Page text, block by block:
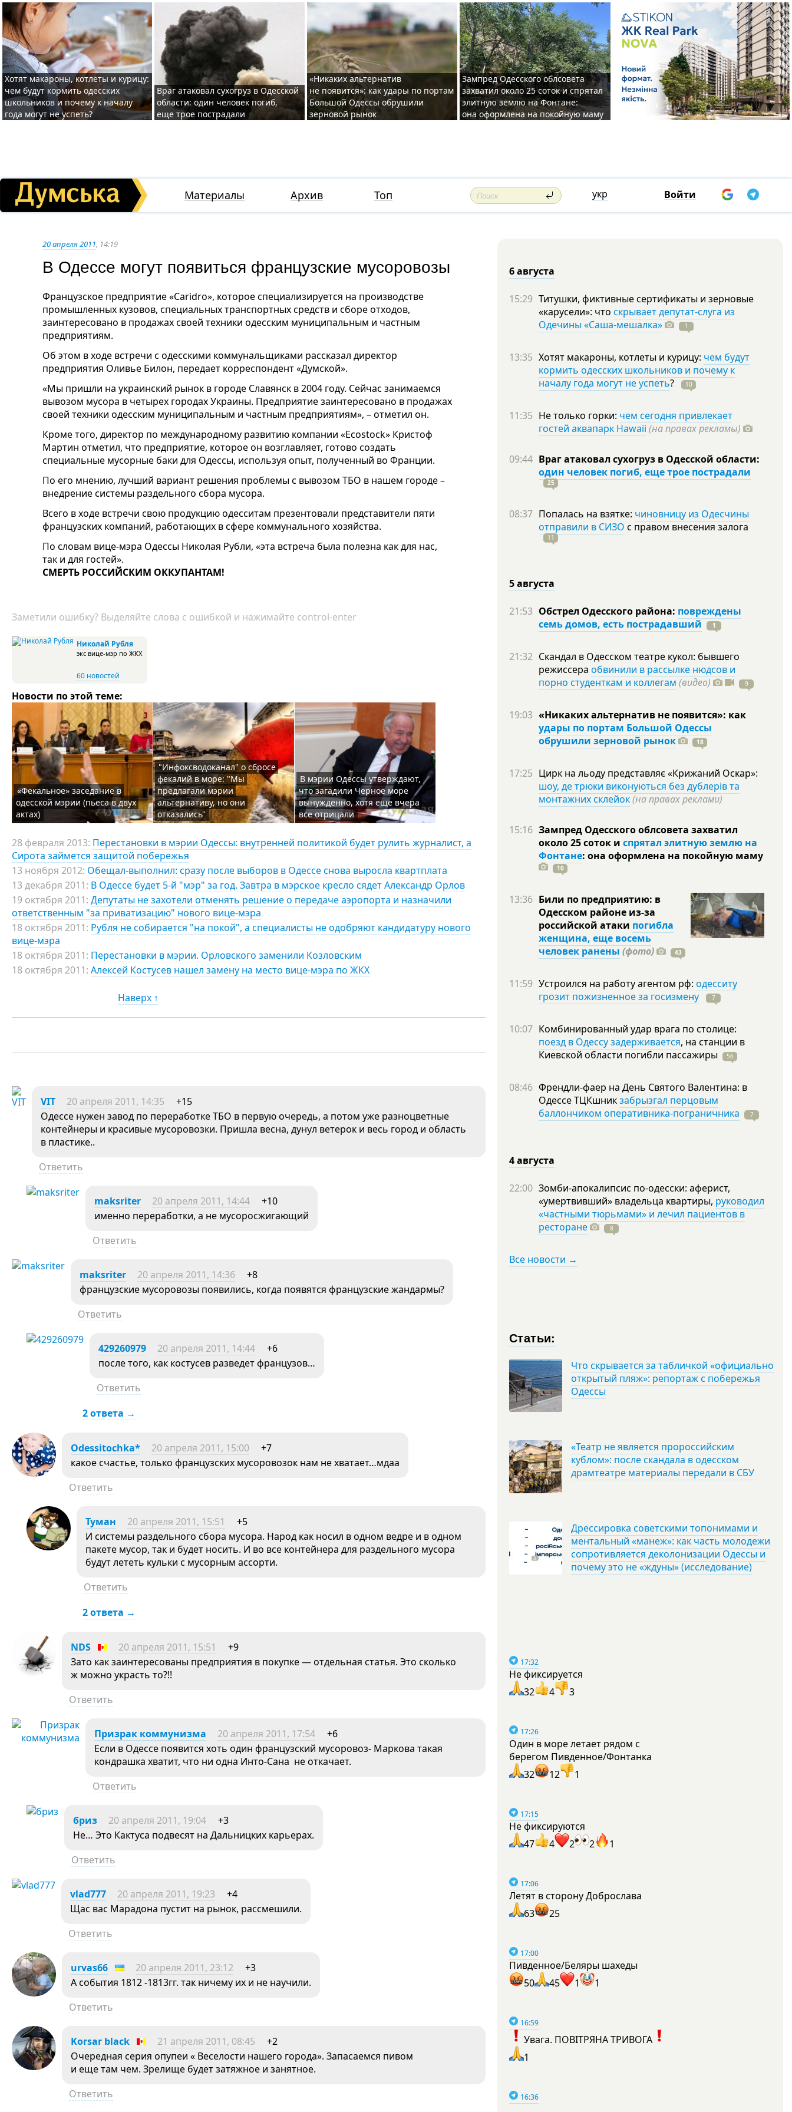
Хотят макароны, котлеты и курицу:
чем будут кормить одесских
школьников и почему к началу
года могут не успеть?
Враг атаковал сухогруз в Одесской
области: один человек погиб,
еще трое пострадали
«Никаких альтернатив
не появится»: как удары по портам
Большой Одессы обрушили
зерновой рынок
Зампред Одесского облсовета
захватил около 25 соток и спрятал
элитную землю на Фонтане:
она оформлена на покойную маму
Материалы Архив Топ укр Войти
20 апреля 2011, 14:19
В Одессе могут появиться французские мусоровозы
Французское предприятие «Caridro», которое специализируется на производстве
промышленных кузовов, специальных транспортных средств и сборе отходов,
заинтересовано в продажах своей техники одесским муниципальным и частным
предприятиям.
Об этом в ходе встречи с одесскими коммунальщиками рассказал директор
предприятия Оливье Билон, передает корреспондент «Думской».
«Мы пришли на украинский рынок в городе Славянск в 2004 году. Сейчас занимаемся
вывозом мусора в четырех городах Украины. Предприятие заинтересовано в продажах
своей техники одесским муниципальным и частным предприятиям», – отметил он.
Кроме того, директор по международному развитию компании «Ecostock» Кристоф
Мартин отметил, что предприятие, которое он возглавляет, готово создать
специальные мусорные баки для Одессы, используя опыт, полученный во Франции.
По его мнению, лучший вариант решения проблемы с вывозом ТБО в нашем городе –
внедрение системы раздельного сбора мусора.
Всего в ходе встречи свою продукцию одесситам презентовали представители пяти
французских компаний, работающих в сфере коммунального хозяйства.
По словам вице-мэра Одессы Николая Рубли, «эта встреча была полезна как для нас,
так и для гостей».
СМЕРТЬ РОССИЙСКИМ ОККУПАНТАМ!
Заметили ошибку? Выделяйте слова с ошибкой и нажимайте control-enter
Николай Рубля
экс вице-мэр по ЖКХ
60 новостей
Новости по этой теме:
«Фекальное» заседание в
одесской мэрии (пьеса в двух
актах)
"Инфоксводоканал" о сбросе
фекалий в море: "Мы
предлагали мэрии
альтернативу, но они
отказались"
В мэрии Одессы утверждают,
что загадили Черное море
вынужденно, хотя еще вчера
все отрицали
28 февраля 2013: Перестановки в мэрии Одессы: внутренней политикой будет рулить журналист, а
Сирота займется защитой побережья
13 ноября 2012: Обещал-выполнил: сразу после выборов в Одессе снова выросла квартплата
13 декабря 2011: В Одессе будет 5-й "мэр" за год. Завтра в мэрское кресло сядет Александр Орлов
19 октября 2011: Депутаты не захотели отменять решение о передаче аэропорта и назначили
ответственным "за приватизацию" нового вице-мэра
18 октября 2011: Рубля не собирается "на покой", а специалисты не одобряют кандидатуру нового
вице-мэра
18 октября 2011: Перестановки в мэрии. Орловского заменили Козловским
18 октября 2011: Алексей Костусев нашел замену на место вице-мэра по ЖКХ
Наверх ↑
VIT 20 апреля 2011, 14:35
+15
Одессе нужен завод по переработке ТБО в первую очередь, а потом уже разноцветные
контейнеры и красивые мусоровозки. Пришла весна, дунул ветерок и весь город и область
в пластике..
Ответить
maksriter 20 апреля 2011, 14:44
+10
именно переработки, а не мусоросжигающий
Ответить
maksriter 20 апреля 2011, 14:36
+8
французские мусоровозы появились, когда появятся французские жандармы?
Ответить
429260979 20 апреля 2011, 14:44
+6
после того, как костусев разведет французов…
Ответить
2 ответа →
Odessitochka* 20 апреля 2011, 15:00
+7
какое счастье, только французских мусоровозок нам не хватает…мдаа
Ответить
Туман 20 апреля 2011, 15:51
+5
И системы раздельного сбора мусора. Народ как носил в одном ведре и в одном
пакете мусор, так и будет носить. И во все контейнера для раздельного мусора
будут лететь кульки с мусорным ассорти.
Ответить
2 ответа →
NDS 20 апреля 2011, 15:51
+9
Зато как заинтересованы предприятия в покупке — отдельная статья. Это сколько
ж можно украсть то?!!
Ответить
Призрак коммунизма 20 апреля 2011, 17:54
+6
Если в Одессе появится хоть один французский мусоровоз- Маркова такая
кондрашка хватит, что ни одна Инто-Сана не откачает.
Ответить
бриз 20 апреля 2011, 19:04
+3
Не… Это Кактуса подвесят на Дальницких карьерах.
Ответить
vlad777 20 апреля 2011, 19:23
+4
Щас вас Марадона пустит на рынок, рассмешили.
Ответить
urvas66 20 апреля 2011, 23:12
+3
А события 1812 -1813гг. так ничему их и не научили.
Ответить
Korsar black 21 апреля 2011, 08:45
+2
Очередная серия опупеи « Веселости нашего города». Запасаемся пивом
и еще там чем. Зрелище будет затяжное и занятное.
Ответить
6 августа
15:29 Титушки, фиктивные сертификаты и зерновые
«карусели»: что скрывает депутат-слуга из
Одечины «Саша-мешалка»
1
13:35 Хотят макароны, котлеты и курицу: чем будут
кормить одесских школьников и почему к
началу года могут не успеть? 10
11:35 Не только горки: чем сегодня привлекает
гостей аквапарк Hawaii (на правах рекламы)
09:44 Враг атаковал сухогруз в Одесской области:
один человек погиб, еще трое пострадали
25
08:37 Попалась на взятке: чиновницу из Одесчины
отправили в СИЗО с правом внесения залога
11
5 августа
21:53 Обстрел Одесского района: повреждены
семь домов, есть пострадавший
1
21:32 Скандал в Одесском театре кукол: бывшего
режиссера обвинили в рассылке нюдсов и
порно студенткам и коллегам (видео) 9
19:03 «Никаких альтернатив не появится»: как
удары по портам Большой Одессы
обрушили зерновой рынок
18
17:25 Цирк на льоду представляє «Крижаний Оскар»:
шоу, де трюки виконуються без дублерів та
монтажних склейок(на правах реклами)
15:16 Зампред Одесского облсовета захватил
около 25 соток и спрятал элитную землю на
Фонтане: она оформлена на покойную маму
10
13:36 Били по предприятию: в
Одесском районе из-за
российской атаки погибла
женщина, еще восемь
человек ранены (фото) 43
11:59 Устроился на работу агентом рф: одесситу
грозит пожизненное за госизмену
7
10:07 Комбинированный удар врага по столице:
поезд в Одессу задерживается, на станции в
Киевской области погибли пассажиры 56
08:46 Френдли-фаер на День Святого Валентина: в
Одессе ТЦКшникзабрызгал перцовым
баллончиком оперативника-пограничника
7
4 августа
22:00 Зомби-апокалипсис по-одесски: аферист,
«умертвивший» владельца квартиры, руководил
«частными тюрьмами» и лечил пациентов в
ресторане
8
Все новости →
Статьи:
Что скрывается за табличкой «официально
открытый пляж»: репортаж с побережья
Одессы
«Театр не является пророссийским
кублом»: после скандала в одесском
драмтеатре материалы передали в СБУ
Дрессировка советскими топонимами и
ментальный «манеж»: как часть молодежи
сопротивляется деколонизации Одессы и
почему это не «ждуны» (исследование)
17:32
Не фиксируется
32
4 3
17:26
Один в море летает рядом с
берегом Пивденное/Фонтанка
32
12 1
17:15
Не фиксируются
47
4 2 2 1
17:06
Летят в сторону Доброслава
63
25
17:00
Пивденное/Беляры шахеды
50
45 1 1
16:59
Увага. ПОВІТРЯНА ТРИВОГА
1
16:36